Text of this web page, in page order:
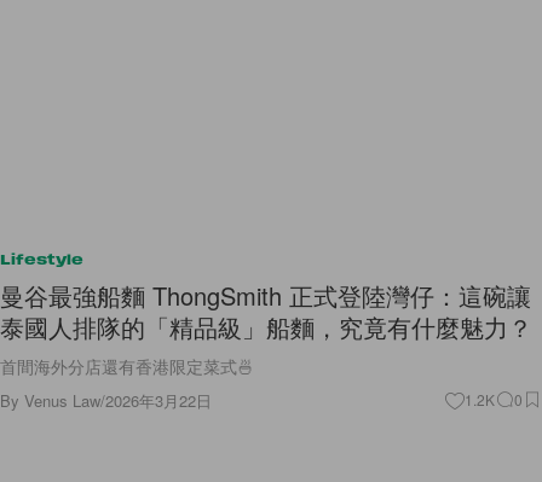
Lifestyle
曼谷最強船麵 ThongSmith 正式登陸灣仔：這碗讓
泰國人排隊的「精品級」船麵，究竟有什麼魅力？
首間海外分店還有香港限定菜式🍜
By Venus Law/2026年3月22日 1.2K 0